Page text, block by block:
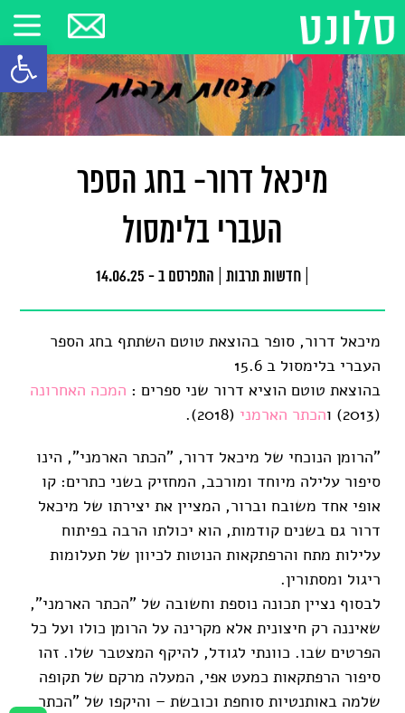
פתח
מיכאל דרור- בחג הספר
העברי בלימסול
חדשות תרבות התפרסם ב - 14.06.25
מיכאל דרור, סופר בהוצאת טוטם השתתף בחג הספר
העברי בלימסול ב 15.6
בהוצאת טוטם הוציא דרור שני ספרים : המכה האחרונה
(2013) ו
הכתר הארמני (2018).
"הרומן הנוכחי של מיכאל דרור, "הכתר הארמני", הינו
סיפור עלילה מיוחד ומורכב, המחזיק בשני כתרים: קו
אופי אחד משובח וברור, המציין את יצירתו של מיכאל
דרור גם בשנים קודמות, הוא יכולתו הרבה בפיתוח
עלילות מתח והרפתקאות הנוטות לכיוון של תעלומות
ריגול ומסתורין.
לבסוף נציין תכונה נוספת וחשובה של "הכתר הארמני",
שאיננה רק חיצונית אלא מקרינה על הרומן כולו ועל כל
הפרטים שבו. כוונתי לגודל, להיקף המצטבר שלו. זהו
סיפור הרפתקאות כמעט אפי, המעלה מרקם של תקופה
שלמה באותנטיות סוחפת וכובשת – והיקפו של "הכתר